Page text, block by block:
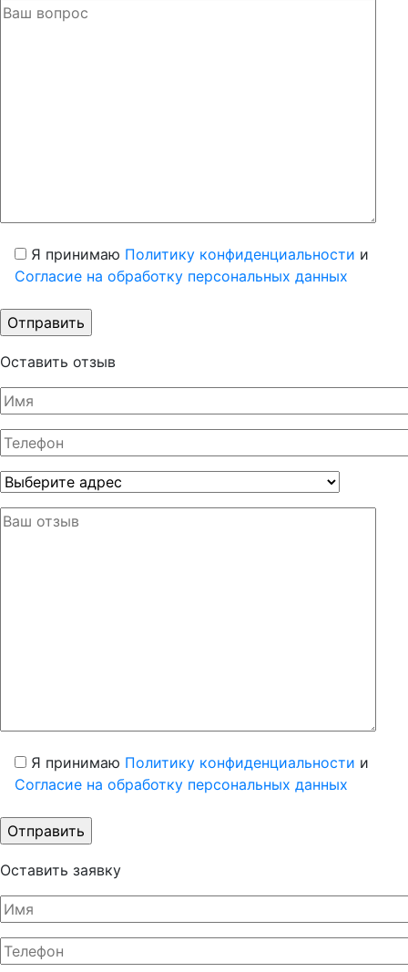
Я принимаю Политику конфиденциальности и
Согласие на обработку персональных данных
Оставить отзыв
Я принимаю Политику конфиденциальности и
Согласие на обработку персональных данных
Оставить заявку